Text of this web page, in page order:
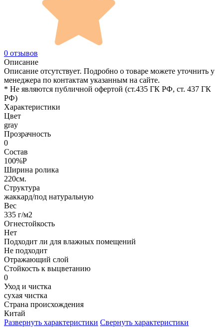
0 отзывов
Описание
Описание отсутствует. Подробно о товаре можете уточнить у
менеджера по контактам указанным на сайте.
* Не являются публичной офертой (ст.435 ГК РФ, cт. 437 ГК
РФ)
Характеристики
Цвет
gray
Прозрачность
0
Состав
100%P
Ширина ролика
220см.
Структура
жаккард/под натуральную
Вес
335 г/м2
Огнестойкость
Нет
Подходит ли для влажных помещений
Не подходит
Отражающий слой
Стойкость к выцветанию
0
Уход и чистка
сухая чистка
Страна происхождения
Китай
Развернуть характеристики Свернуть характеристики